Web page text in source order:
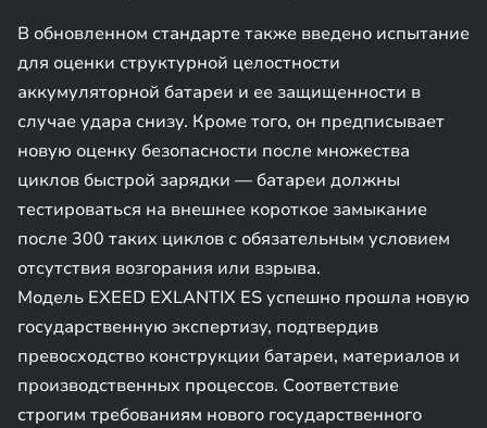
В обновленном стандарте также введено испытание
для оценки структурной целостности
аккумуляторной батареи и ее защищенности в
случае удара снизу. Кроме того, он предписывает
новую оценку безопасности после множества
циклов быстрой зарядки — батареи должны
тестироваться на внешнее короткое замыкание
после 300 таких циклов с обязательным условием
отсутствия возгорания или взрыва.
Модель EXEED EXLANTIX ES успешно прошла новую
государственную экспертизу, подтвердив
превосходство конструкции батареи, материалов и
производственных процессов. Соответствие
строгим требованиям нового государственного